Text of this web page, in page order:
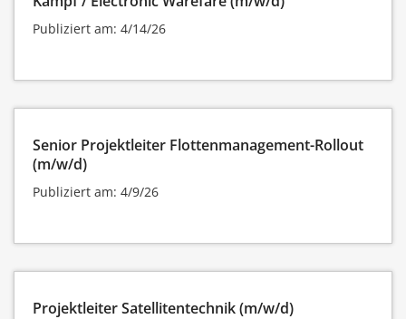
Publiziert am: 4/14/26
Senior Projektleiter Flottenmanagement-Rollout
(m/w/d)
Publiziert am: 4/9/26
Projektleiter Satellitentechnik (m/w/d)